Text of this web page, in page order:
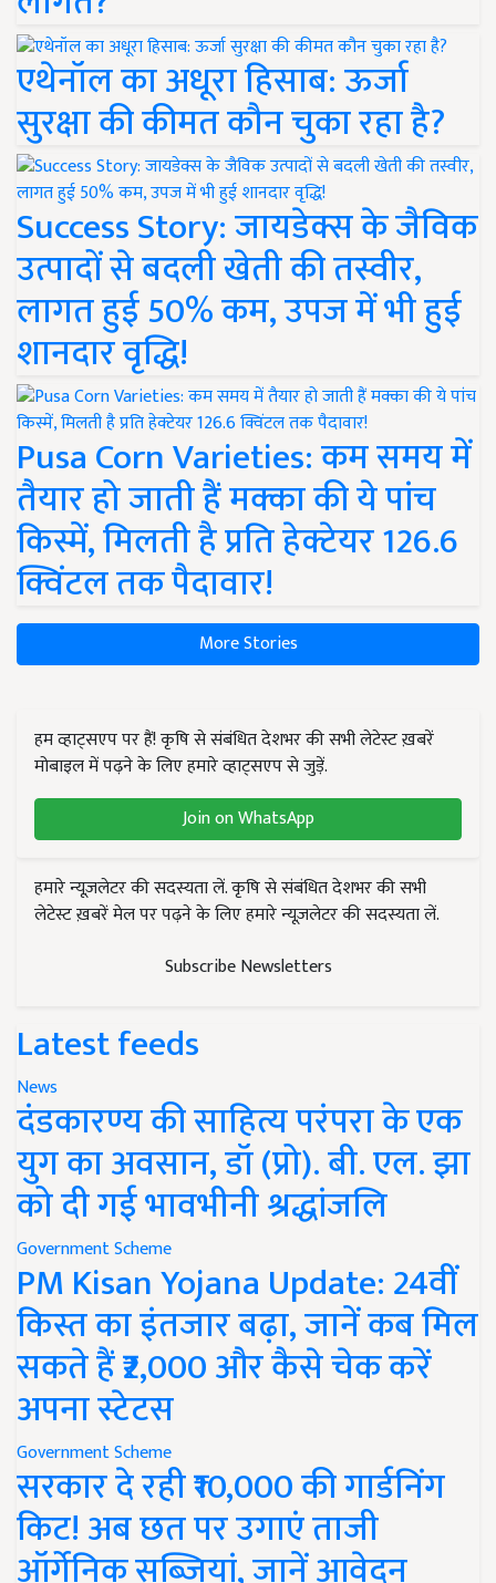
एथेनॉल का अधूरा हिसाब: ऊर्जा
सुरक्षा की कीमत कौन चुका रहा है?
Success Story: जायडेक्स के जैविक
उत्पादों से बदली खेती की तस्वीर,
लागत हुई 50% कम, उपज में भी हुई
शानदार वृद्धि!
Pusa Corn Varieties: कम समय में
तैयार हो जाती हैं मक्का की ये पांच
किस्में, मिलती है प्रति हेक्टेयर 126.6
क्विंटल तक पैदावार!
More Stories
हम व्हाट्सएप पर हैं! कृषि से संबंधित देशभर की सभी लेटेस्ट ख़बरें
मोबाइल में पढ़ने के लिए हमारे व्हाट्सएप से जुड़ें.
Join on WhatsApp
हमारे न्यूज़लेटर की सदस्यता लें. कृषि से संबंधित देशभर की सभी
लेटेस्ट ख़बरें मेल पर पढ़ने के लिए हमारे न्यूज़लेटर की सदस्यता लें.
Subscribe Newsletters
Latest feeds
News
दंडकारण्य की साहित्य परंपरा के एक
युग का अवसान, डॉ (प्रो). बी. एल. झा
को दी गई भावभीनी श्रद्धांजलि
Government Scheme
PM Kisan Yojana Update: 24वीं
किस्त का इंतजार बढ़ा, जानें कब मिल
सकते हैं ₹2,000 और कैसे चेक करें
अपना स्टेटस
Government Scheme
सरकार दे रही ₹10,000 की गार्डनिंग
किट! अब छत पर उगाएं ताजी
ऑर्गेनिक सब्जियां, जानें आवेदन